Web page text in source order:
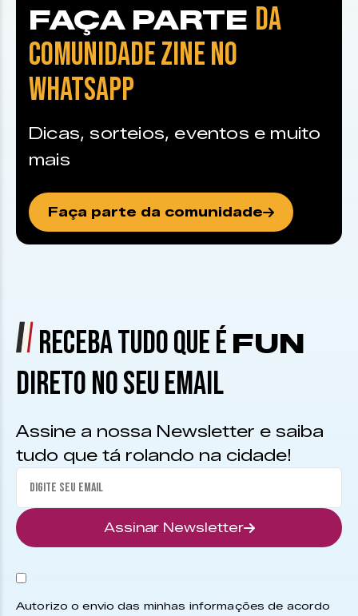
FAÇA PARTE DA
COMUNIDADE ZINE NO
WHATSAPP
Dicas, sorteios, eventos e muito
mais
Faça parte da comunidade
RECEBA TUDO QUE É FUN
DIRETO NO SEU EMAIL
Assine a nossa Newsletter e saiba
tudo que tá rolando na cidade!
Assinar Newsletter
Autorizo o envio das minhas informações de acordo